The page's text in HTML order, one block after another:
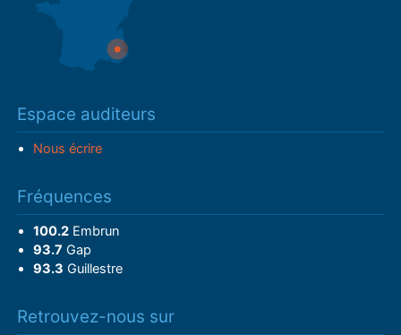
Espace auditeurs
Nous écrire
Fréquences
100.2Embrun
93.7 Gap
93.3 Guillestre
Retrouvez-nous sur